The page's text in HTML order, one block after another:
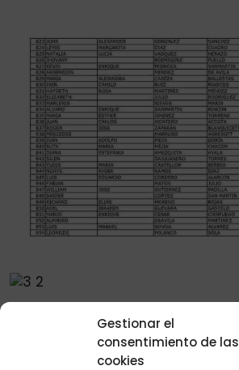
Gestionar el
consentimiento de las
cookies